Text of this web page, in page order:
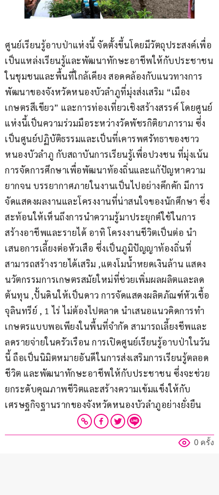
ศูนย์เรียนรู้อาบป่าแห่งนี้ จัดตั้งขึ้นโดยมีวัตถุประสงค์เพื่อ
เป็นแหล่งเรียนรู้และพัฒนาทักษะอาชีพให้กับประชาชน
ในชุมชนและพื้นที่ใกล้เคียง สอดคล้องกับแนวทางการ
พัฒนาของจังหวัดหนองบัวลำภูที่มุ่งส่งเสริม “เมือง
เกษตรสีเขียว” และการท่องเที่ยวเชิงสร้างสรรค์ โดยศูนย์
แห่งนี้เป็นความร่วมมือระหว่างวัดพัชรกิติยาภาราม ซึ่ง
เป็นศูนย์ปฏิบัติธรรมและเป็นที่เคารพศรัทธาของชาว
หนองบัวลำภู กับสถาบันการเรียนรู้เพื่อปวงชน ที่มุ่งเน้น
การจัดการศึกษาเพื่อพัฒนาท้องถิ่นและแก้ปัญหาความ
ยากจน บรรยากาศภายในงานเป็นไปอย่างคึกคัก มีการ
จัดแสดงผลงานและโครงงานที่น่าสนใจของนักศึกษา ซึ่ง
สะท้อนให้เห็นถึงการนำความรู้มาประยุกต์ใช้ในการ
สร้างอาชีพและรายได้ อาทิ โครงงานชีวิตเป็นต่อ นำ
เสนอการเลี้ยงต่อหัวเสือ ซึ่งเป็นภูมิปัญญาท้องถิ่นที่
สามารถสร้างรายได้เสริม ,แตงโมน้ำหยดเงินล้าน แสดง
นวัตกรรมการเกษตรสมัยใหม่ที่ช่วยเพิ่มผลผลิตและลด
ต้นทุน ,ปั้นดินให้เป็นดาว การจัดแสดงผลิตภัณฑ์หัวเชื้อ
จุลินทรีย์ , 1 ไร่ ไม่ต้องไปตลาด นำเสนอแนวคิดการทำ
เกษตรแบบพอเพียงในพื้นที่จำกัด สามารถเลี้ยงชีพและ
ลดรายจ่ายในครัวเรือน การเปิดศูนย์เรียนรู้อาบป่าในวัน
นี้ ถือเป็นนิมิตหมายอันดีในการส่งเสริมการเรียนรู้ตลอด
ชีวิต และพัฒนาทักษะอาชีพให้กับประชาชน ซึ่งจะช่วย
ยกระดับคุณภาพชีวิตและสร้างความเข้มแข็งให้กับ
เศรษฐกิจฐานรากของจังหวัดหนองบัวลำภูอย่างยั่งยืน
0 ครั้ง